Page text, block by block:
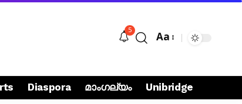
5
Aa
Diaspora മാംഗല്യം Unibridge